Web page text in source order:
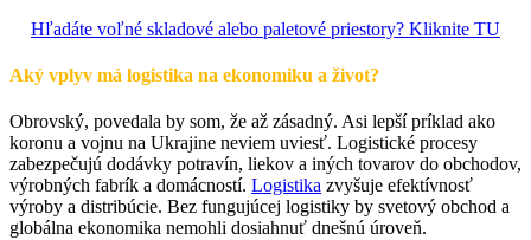
Hľadáte voľné skladové alebo paletové priestory? Kliknite TU
Aký vplyv má logistika na ekonomiku a život?
Obrovský, povedala by som, že až zásadný. Asi lepší príklad ako
koronu a vojnu na Ukrajine neviem uviesť. Logistické procesy
zabezpečujú dodávky potravín, liekov a iných tovarov do obchodov,
výrobných fabrík a domácností. Logistika zvyšuje efektívnosť
výroby a distribúcie. Bez fungujúcej logistiky by svetový obchod a
globálna ekonomika nemohli dosiahnuť dnešnú úroveň.